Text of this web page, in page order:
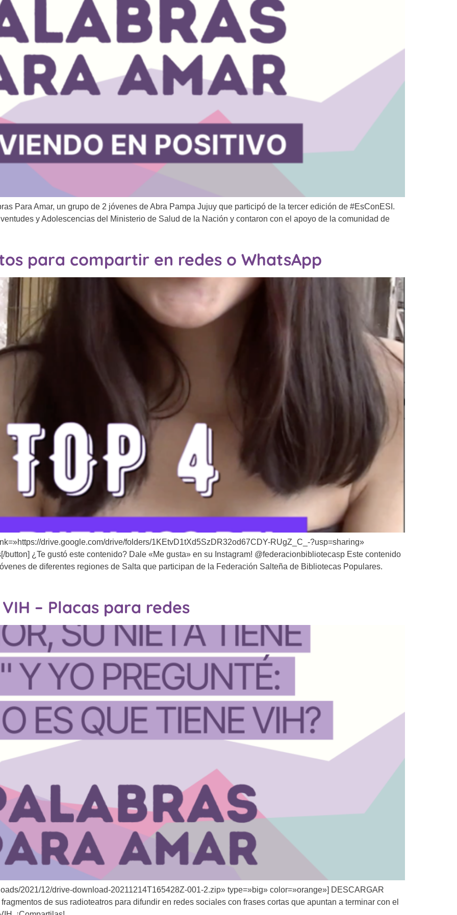
Para Amar, un grupo de 2 jóvenes de Abra Pampa Jujuy que participó de la tercer edición de #EsConESI.
y Adolescencias del Ministerio de Salud de la Nación y contaron con el apoyo de la comunidad de
para compartir en redes o WhatsApp
drive.google.com/drive/folders/1KEtvD1tXd5SzDR32od67CDY-RUgZ_C_-?usp=sharing»
¿Te gustó este contenido? Dale «Me gusta» en su Instagram! @federacionbibliotecasp Este contenido
de diferentes regiones de Salta que participan de la Federación Salteña de Bibliotecas Populares.
– Placas para redes
2021/12/drive-download-20211214T165428Z-001-2.zip» type=»big» color=»orange»] DESCARGAR
de sus radioteatros para difundir en redes sociales con frases cortas que apuntan a terminar con el